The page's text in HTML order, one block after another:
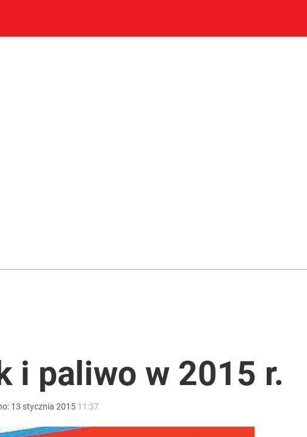
„Cała Europa nam go zazdrości”
kwarantannę
i paliwo w 2015 r.
13 stycznia 2015 11:37